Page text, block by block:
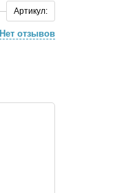
Нет отзывов
Артикул: